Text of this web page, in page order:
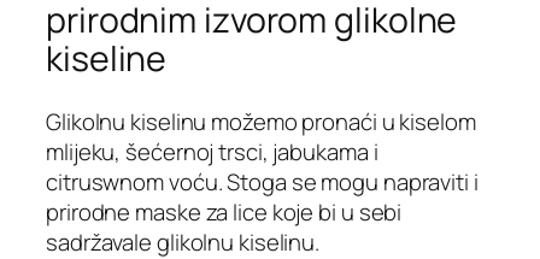
prirodnim izvorom glikolne
kiseline
Glikolnu kiselinu možemo pronaći u kiselom
mlijeku, šećernoj trsci, jabukama i
citruswnom voću. Stoga se mogu napraviti i
prirodne maske za lice koje bi u sebi
sadržavale glikolnu kiselinu.